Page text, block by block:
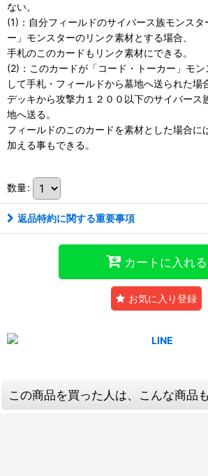
ない。
(1)：自分フィールドのサイバース族モンスタ
ー」モンスターのリンク素材とする場合、
手札のこのカードもリンク素材にできる。
(2)：このカードが「コード・トーカー」モン
して手札・フィールドから墓地へ送られた場
デッキから攻撃力１２００以下のサイバース
地へ送る。
フィールドのこのカードを素材とした場合に
加える事もできる。
数量:
返品特約に関する重要事項
カートに入れる
お気に入り登録
この商品を買った人は、こんな商品